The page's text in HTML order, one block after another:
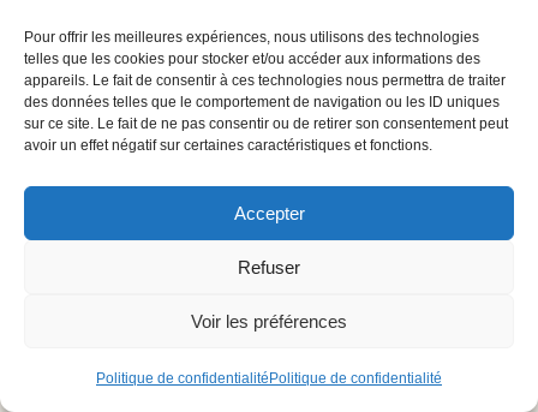
Pour offrir les meilleures expériences, nous utilisons des technologies
telles que les cookies pour stocker et/ou accéder aux informations des
appareils. Le fait de consentir à ces technologies nous permettra de traiter
des données telles que le comportement de navigation ou les ID uniques
sur ce site. Le fait de ne pas consentir ou de retirer son consentement peut
avoir un effet négatif sur certaines caractéristiques et fonctions.
Accepter
Refuser
Voir les préférences
Politique de confidentialité Politique de confidentialité
gratuits pour vous reconnecter à vos
chakras :
Utiliser vos chakras pourune vie harmonieuse
connexion à vos chakras
rééquilibrer le chakra racine
Liste des blocages associés à chaque
Inscrivez-vous gratuitement pour démarrer